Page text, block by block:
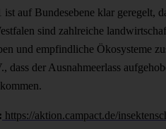
ist auf Bundesebene klar geregelt,
sind zahlreiche
und empfindliche Ökosysteme
dass der Ausnahmeerlass
https://aktion.campact.de/